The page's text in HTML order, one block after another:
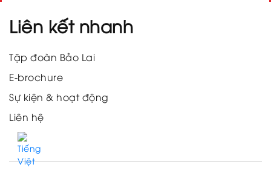
Liên kết nhanh
Tập đoàn Bảo Lai
E-brochure
Sự kiện & hoạt động
Liên hệ